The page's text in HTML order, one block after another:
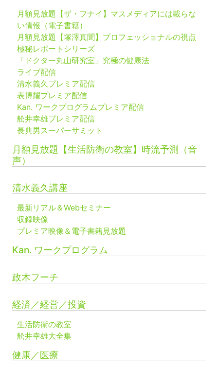
月額見放題【ザ・フナイ】マスメディアには載らな
い情報（電子書籍）
月額見放題【塚澤真聞】プロフェッショナルの視点
極秘レポートシリーズ
「ドクター丸山研究室」究極の健康法
ライブ配信
清水義久プレミア配信
表博耀プレミア配信
Kan. ワークプログラムプレミア配信
舩井幸雄プレミア配信
長典男スーパーサミット
月額見放題【生活防衛の教室】時流予測（音
声）
清水義久講座
最新リアル＆Webセミナー
収録映像
プレミア映像＆電子書籍見放題
Kan. ワークプログラム
政木フーチ
経済／経営／投資
生活防衛の教室
舩井幸雄大全集
健康／医療